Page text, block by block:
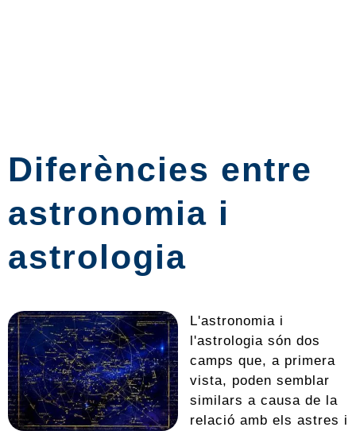
Diferències entre
astronomia i
astrologia
L'astronomia i
l'astrologia són dos
camps que, a primera
vista, poden semblar
similars a causa de la
relació amb els astres i